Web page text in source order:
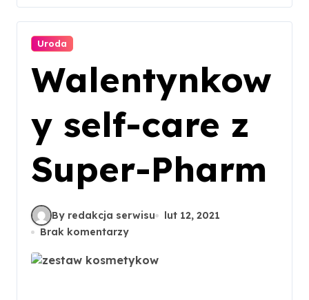
Uroda
Walentynkow
y self-care z
Super-Pharm
By redakcja serwisu
lut 12, 2021
Brak komentarzy